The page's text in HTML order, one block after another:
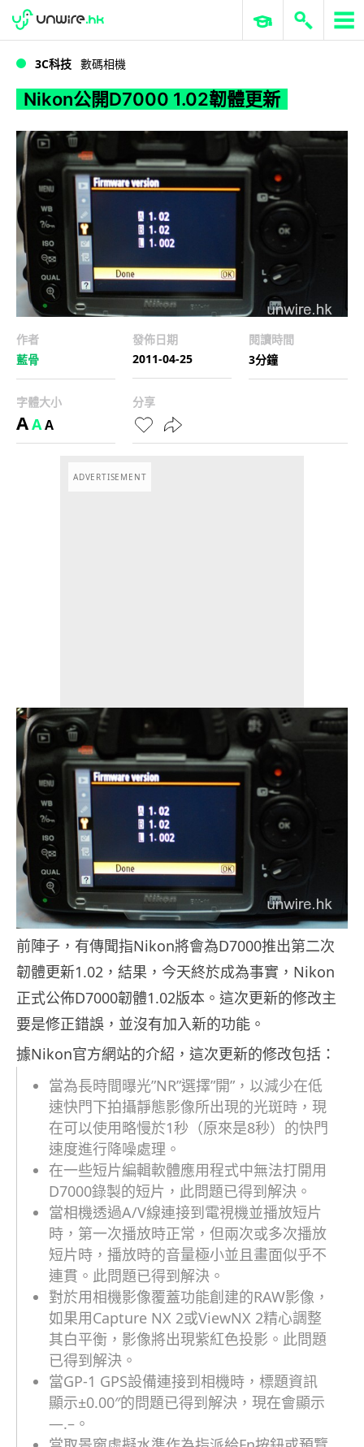
Nikon公開D7000 1.02韌體更新
WWDC 2026 ERP 與商業 AI
3C科技 數碼相機
Nikon公開D7000 1.02韌體更新
作者
藍骨
發佈日期
2011-04-25
閱讀時間
3分鐘
字體大小
AAA
分享
ADVERTISEMENT
前陣子，有傳聞指Nikon將會為D7000推出第二次
韌體更新1.02，結果，今天終於成為事實，Nikon
正式公佈D7000韌體1.02版本。這次更新的修改主
要是修正錯誤，並沒有加入新的功能。
據Nikon官方網站的介紹，這次更新的修改包括：
當為長時間曝光”NR”選擇”開”，以減少在低
速快門下拍攝靜態影像所出現的光斑時，現
在可以使用略慢於1秒（原來是8秒）的快門
速度進行降噪處理。
在一些短片編輯軟體應用程式中無法打開用
D7000錄製的短片，此問題已得到解決。
當相機透過A/V線連接到電視機並播放短片
時，第一次播放時正常，但兩次或多次播放
短片時，播放時的音量極小並且畫面似乎不
連貫。此問題已得到解決。
對於用相機影像覆蓋功能創建的RAW影像，
如果用Capture NX 2或ViewNX 2精心調整
其白平衡，影像將出現紫紅色投影。此問題
已得到解決。
當GP-1 GPS設備連接到相機時，標題資訊
顯示±0.00″的問題已得到解決，現在會顯示
—.–。